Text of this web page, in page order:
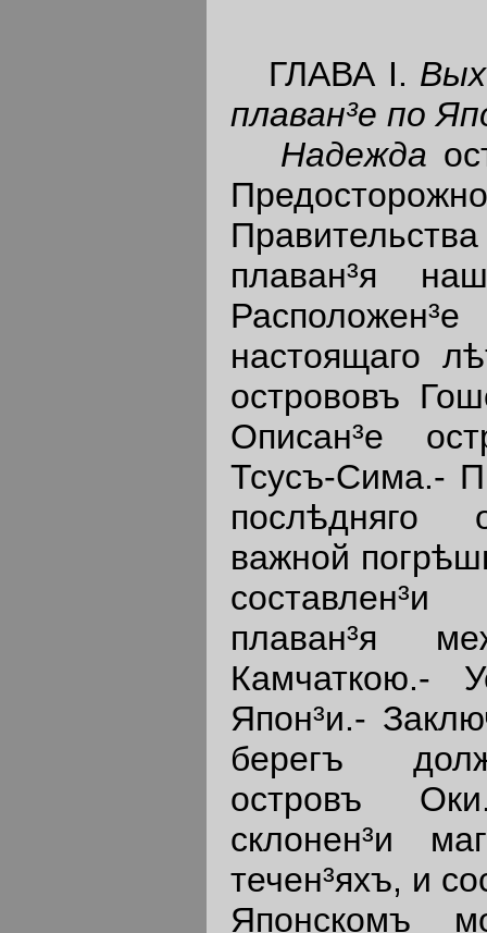
ГЛАВА I.
плаван³е по
Надежда
плаван³я
настоящаго
острововъ
Описан³е
Тсусъ-Сима.-
послѣдняго
важной
плаван³я
Камчаткою.-
Япон³и.-
берегъ
островъ
склонен³и
течен³яхъ, и
Японскомъ